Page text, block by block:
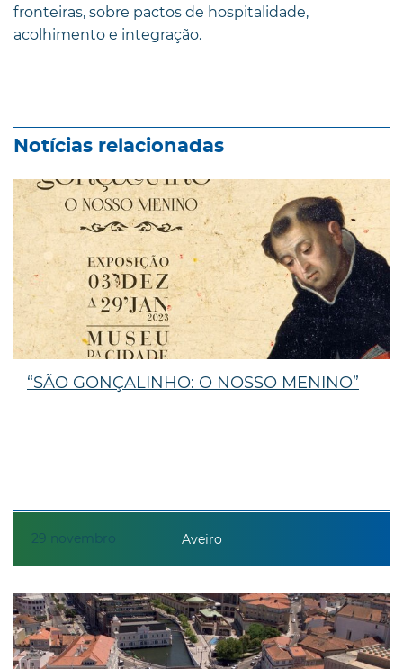
fronteiras, sobre pactos de hospitalidade,
acolhimento e integração.
Notícias relacionadas
29 novembro
“SÃO GONÇALINHO: O NOSSO MENINO”
Aveiro